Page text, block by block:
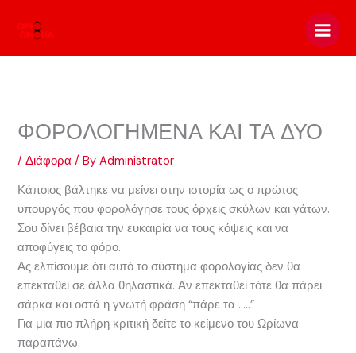
ΦΟΡΟΛΟΓΗΜΕΝΑ ΚΑΙ ΤΑ ΔΥΟ
/Διάφορα / ByAdministrator
Κάποιος βάλτηκε να μείνει στην ιστορία ως ο πρώτος
υπουργός που φορολόγησε τους όρχεις σκύλων και γάτων.
Σου δίνει βέβαια την ευκαιρία να τους κόψεις και να
αποφύγεις το φόρο.
Ας ελπίσουμε ότι αυτό το σύστημα φορολογίας δεν θα
επεκταθεί σε άλλα θηλαστικά. Αν επεκταθεί τότε θα πάρει
σάρκα και οστά η γνωτή φράση “πάρε τα …..”
Για μια πιο πλήρη κριτική δείτε το κείμενο του Ωρίωνα
παραπάνω.